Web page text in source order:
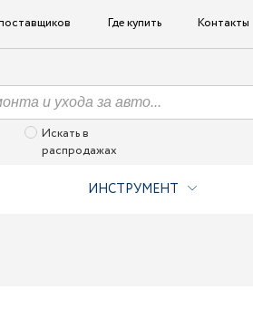
Где купить Контакты
Искать в
распродажах
ИНСТРУМЕНТ